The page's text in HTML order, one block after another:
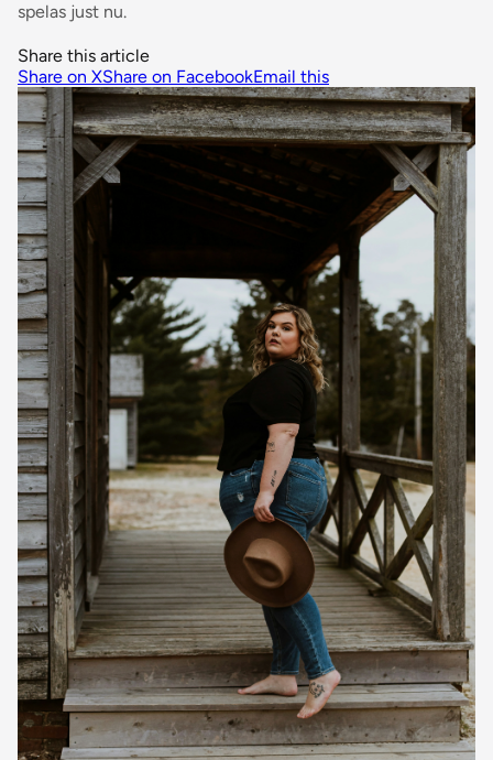
spelas just nu.
Share this article
Share on XShare on FacebookEmail this